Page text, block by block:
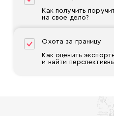
Как получить
на свое дело?
Охота за границу
Как оценить
и найти